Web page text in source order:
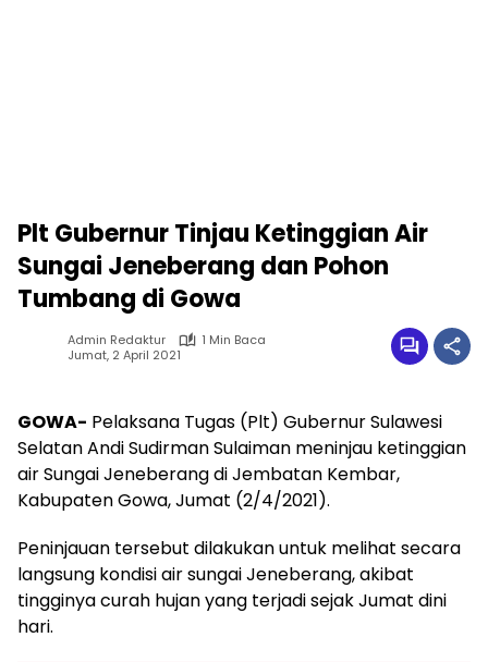
Plt Gubernur Tinjau Ketinggian Air
Sungai Jeneberang dan Pohon
Tumbang di Gowa
Admin Redaktur
1 Min Baca
Jumat, 2 April 2021
GOWA- Pelaksana Tugas (Plt) Gubernur Sulawesi
Selatan Andi Sudirman Sulaiman meninjau ketinggian
air Sungai Jeneberang di Jembatan Kembar,
Kabupaten Gowa, Jumat (2/4/2021).
Peninjauan tersebut dilakukan untuk melihat secara
langsung kondisi air sungai Jeneberang, akibat
tingginya curah hujan yang terjadi sejak Jumat dini
hari.